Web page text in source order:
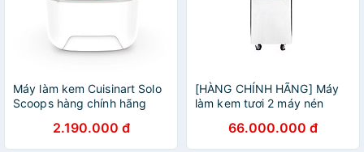
Máy làm kem Cuisinart Solo
Scoops hàng chính hãng
2.190.000 đ
[HÀNG CHÍNH HÃNG] Máy
làm kem tươi 2 máy nén
66.000.000 đ